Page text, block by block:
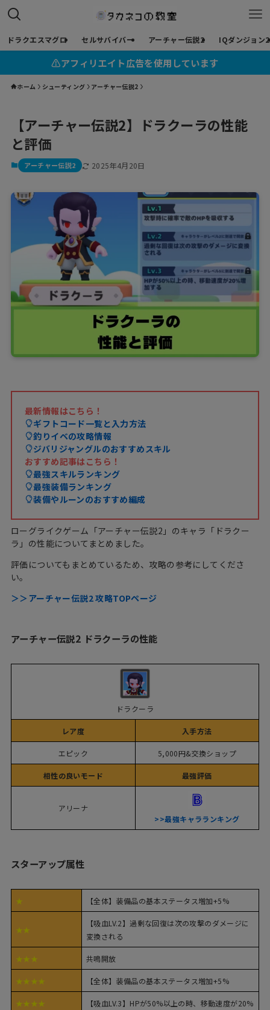
ドラクエスマグロ セルサバイバー アーチャー伝説2 IQダンジョン2
⚠︎アフィリエイト広告を使用しています
ホーム シューティング アーチャー伝説2
【アーチャー伝説2】ドラクーラの性能
と評価
アーチャー伝説2 2025年4月20日
最新情報はこちら！
ギフトコード一覧と入力方法
釣りイベの攻略情報
ジバリジャングルのおすすめスキル
おすすめ記事はこちら！
最強スキルランキング
最強装備ランキング
装備やルーンのおすすめ編成
ローグライクゲーム「アーチャー伝説2」のキャラ「ドラクー
ラ」の性能についてまとめました。
評価についてもまとめているため、攻略の参考にしてくださ
い。
＞＞アーチャー伝説2 攻略TOPページ
アーチャー伝説2 ドラクーラの性能
ドラクーラ
レア度 入手方法
エピック 5,000円&交換ショップ
相性の良いモード 最強評価
アリーナ
>>最強キャラランキング
スターアップ属性
★ 【全体】装備品の基本ステータス増加+5%
★★
【吸血LV.2】過剰な回復は次の攻撃のダメージに
変換される
★★★ 共鳴開放
★★★★ 【全体】装備品の基本ステータス増加+5%
★★★★
【吸血LV.3】HPが50%以上の時、移動速度が20%